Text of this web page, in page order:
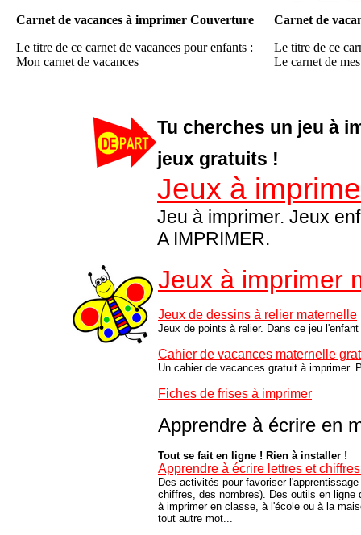
Carnet de vacances à imprimer Couverture
Le titre de ce carnet de vacances pour enfants :
Mon carnet de vacances
Carnet de
Le titre de ce
Le carnet de
Tu cherches un jeu à
jeux gratuits !
Jeux à
Jeu à imprimer. Jeux
A IMPRIMER.
Jeux à imprimer
Jeux de dessins à relier maternelle
Jeux de points à relier. Dans ce jeu
Cahier de vacances maternelle
Un cahier de vacances gratuit à
Fiches de frises à imprimer
Apprendre à écrire en
Tout se fait en ligne ! Rien à installer !
Apprendre à écrire lettres et
Des activités pour favoriser
chiffres, des nombres). Des outils en
à imprimer en classe, à l'école ou à la
tout autre mot...